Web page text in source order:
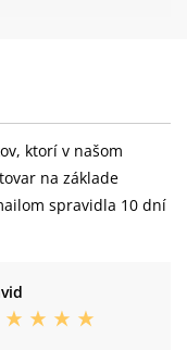
ktorí v našom
na základe
spravidla 10 dní